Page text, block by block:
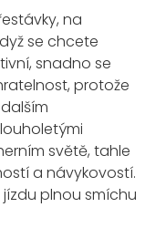
na
se chcete
snadno se
protože
světě, tahle
a návykovostí.
plnou smíchu